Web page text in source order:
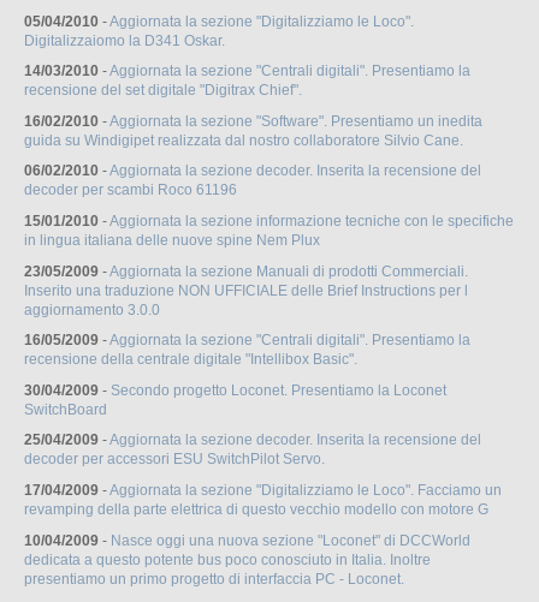
05/04/2010 -Aggiornata la sezione "Digitalizziamo le Loco".
Digitalizzaiomo la D341 Oskar.
14/03/2010 -Aggiornata la sezione "Centrali digitali". Presentiamo la
recensione del set digitale "Digitrax Chief".
16/02/2010 -Aggiornata la sezione "Software". Presentiamo un inedita
guida su Windigipet realizzata dal nostro collaboratore Silvio Cane.
06/02/2010 -Aggiornata la sezione decoder. Inserita la recensione del
decoder per scambi Roco 61196
15/01/2010 -Aggiornata la sezione informazione tecniche con le specifiche
in lingua italiana delle nuove spine Nem Plux
23/05/2009 -Aggiornata la sezione Manuali di prodotti Commerciali.
Inserito una traduzione NON UFFICIALE delle Brief Instructions per l
aggiornamento 3.0.0
16/05/2009 -Aggiornata la sezione "Centrali digitali". Presentiamo la
recensione della centrale digitale "Intellibox Basic".
30/04/2009 - Secondo progetto Loconet. Presentiamo la Loconet
SwitchBoard
25/04/2009 -Aggiornata la sezione decoder. Inserita la recensione del
decoder per accessori ESU SwitchPilot Servo.
17/04/2009 -Aggiornata la sezione "Digitalizziamo le Loco". Facciamo un
revamping della parte elettrica di questo vecchio modello con motore G
10/04/2009 - Nasce oggi una nuova sezione "Loconet" di DCCWorld
dedicata a questo potente bus poco conosciuto in Italia. Inoltre
presentiamo un primo progetto di interfaccia PC - Loconet.